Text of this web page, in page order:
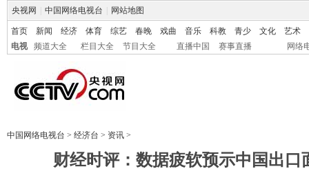
央视网 中国网络电视台 网站地图
首页 新闻 经济 体育 综艺 春晚 戏曲 音乐 科教 青少 文化
艺术
电视
频道大全 栏目大全 节目大全 直播中国 赛事直播 网络
中国网络电视台 > 经济台 > 资讯 >
财经时评：数据疲软预示中国出口